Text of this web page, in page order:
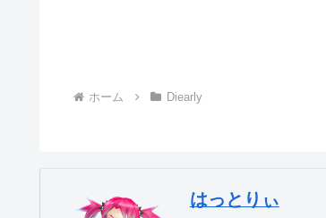
ホーム Diearly
はっとりぃ